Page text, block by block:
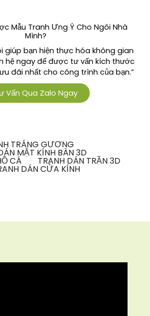
Mẫu Tranh Ưng Ý Cho Ngôi Nhà
Mình?
giúp bạn hiện thực hóa không gian
hệ ngay để được tư vấn kích thước
đãi nhất cho công trình của bạn.”
Vấn Qua Zalo Ngay
TRÁNG GƯƠNG
MẶT KÍNH BÀN 3D
CÁ TRANH DÁN TRẦN 3D
DÁN CỬA KÍNH